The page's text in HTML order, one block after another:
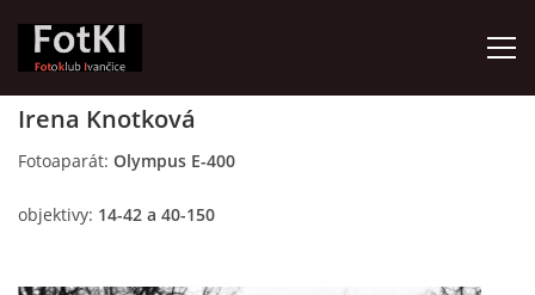
Irena Knotková
Fotoaparát: Olympus E-400
objektivy: 14-42 a 40-150